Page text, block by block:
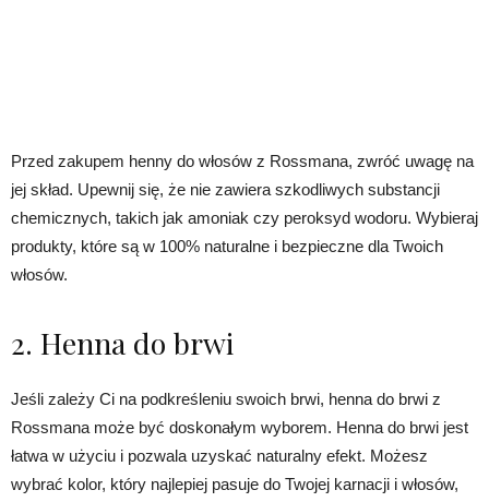
Przed zakupem henny do włosów z Rossmana, zwróć uwagę na
jej skład. Upewnij się, że nie zawiera szkodliwych substancji
chemicznych, takich jak amoniak czy peroksyd wodoru. Wybieraj
produkty, które są w 100% naturalne i bezpieczne dla Twoich
włosów.
2. Henna do brwi
Jeśli zależy Ci na podkreśleniu swoich brwi, henna do brwi z
Rossmana może być doskonałym wyborem. Henna do brwi jest
łatwa w użyciu i pozwala uzyskać naturalny efekt. Możesz
wybrać kolor, który najlepiej pasuje do Twojej karnacji i włosów,